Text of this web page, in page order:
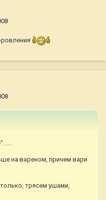
на вареном, причем вари
трясем ушами,